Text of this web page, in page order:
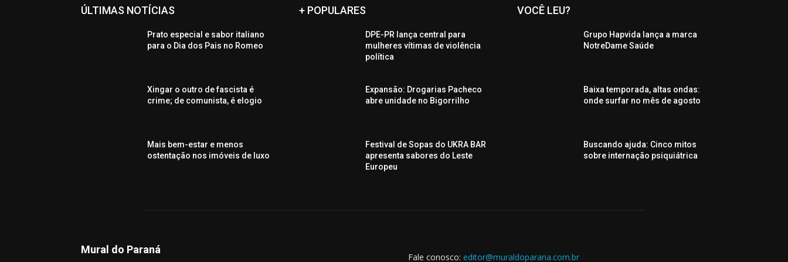
ÚLTIMAS NOTÍCIAS
Prato especial e sabor italiano
para o Dia dos Pais no Romeo
Xingar o outro de fascista é
crime; de comunista, é elogio
Mais bem-estar e menos
ostentação nos imóveis de luxo
+ POPULARES
DPE-PR lança central para
mulheres vítimas de violência
política
Expansão: Drogarias Pacheco
abre unidade no Bigorrilho
Festival de Sopas do UKRA BAR
apresenta sabores do Leste
Europeu
VOCÊ LEU?
Grupo Hapvida lança a marca
NotreDame Saúde
Baixa temporada, altas ondas:
onde surfar no mês de agosto
Buscando ajuda: Cinco mitos
sobre internação psiquiátrica
Mural do Paraná
Fale conosco: editor@muraldoparana.com.br